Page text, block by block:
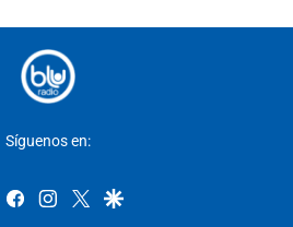
Síguenos en:
whatsappfacebookinstagram
twittergoogle